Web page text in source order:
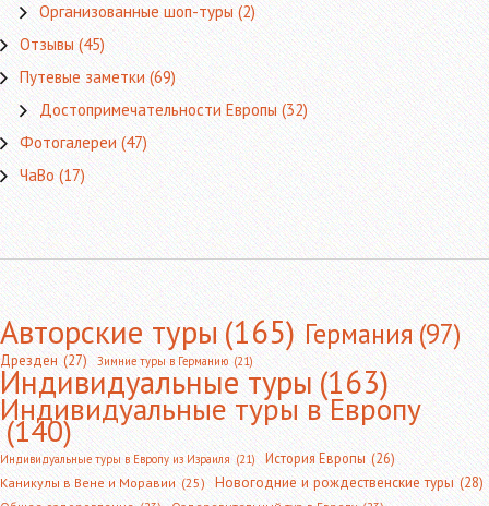
Организованные шоп-туры(2)
Отзывы(45)
Путевые заметки(69)
Достопримечательности Европы(32)
Фотогалереи(47)
ЧаВо(17)
Авторские туры(165) Германия(97)
Дрезден (27) Зимние туры в Германию (21)
Индивидуальные туры(163)
Индивидуальные туры в Европу
(140)
Индивидуальные туры в Европу из Израиля (21) История Европы (26)
Каникулы в Вене и Моравии (25) Новогодние и рождественские туры (28)